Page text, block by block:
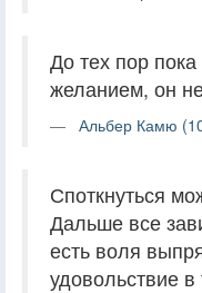
До тех пор
желанием, он
Альбер Камю
Споткнуться
Дальше все
есть воля
удовольствие